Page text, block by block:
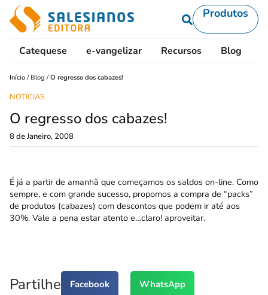
Produtos
Catequese e-vangelizar Recursos Blog
Início / Blog /O regresso dos cabazes!
NOTÍCIAS
O regresso dos cabazes!
8 de Janeiro, 2008
É já a partir de amanhã que começamos os saldos on-line. Como
sempre, e com grande sucesso, propomos a compra de “packs”
de produtos (cabazes) com descontos que podem ir até aos
30%. Vale a pena estar atento e…claro! aproveitar.
Partilhe Facebook WhatsApp